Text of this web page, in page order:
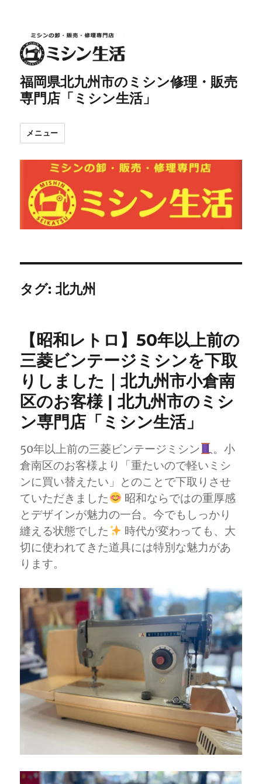
福岡県北九州市のミシン修理・販売
専門店「ミシン生活」
メニュー
タグ:北九州
【昭和レトロ】50年以上前の
三菱ビンテージミシンを下取
りしました｜北九州市小倉南
区のお客様 | 北九州市のミシ
ン専門店「ミシン生活」
50年以上前の三菱ビンテージミシン
。小
倉南区のお客様より「重たいので軽いミシ
ンに買い替えたい」とのことで下取りさせ
ていただきました
昭和ならではの重厚感
とデザインが魅力の一台。今でもしっかり
縫える状態でした
時代が変わっても、大
切に使われてきた道具には特別な魅力があ
ります。